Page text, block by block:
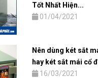
Tốt Nhất Hiện...
01/04/2021
Nên dùng két sắt
hay két sắt mái cổ
16/03/2021